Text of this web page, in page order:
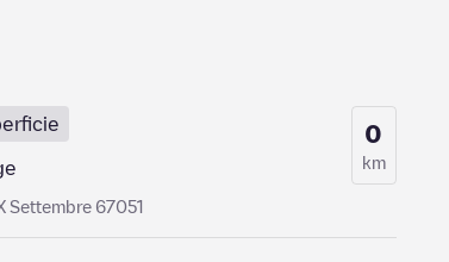
Settembre 67051
0
km